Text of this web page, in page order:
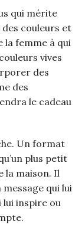
qui mérite
couleurs et
la femme à qui
vives
des
des
le cadeau
Un format
plus petit
la maison. Il
qui lui
lui inspire ou